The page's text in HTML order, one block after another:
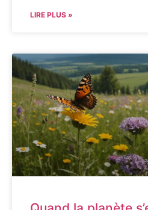
LIRE PLUS »